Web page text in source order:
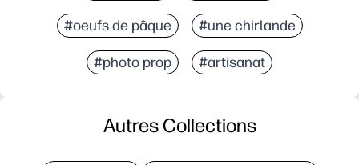
#oeufs de pâque #une chirlande
#photo prop #artisanat
Autres Collections